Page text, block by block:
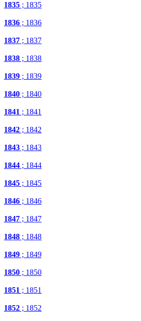
1835 ; 1835
1836 ; 1836
1837 ; 1837
1838 ; 1838
1839 ; 1839
1840 ; 1840
1841 ; 1841
1842 ; 1842
1843 ; 1843
1844 ; 1844
1845 ; 1845
1846 ; 1846
1847 ; 1847
1848 ; 1848
1849 ; 1849
1850 ; 1850
1851 ; 1851
1852 ; 1852